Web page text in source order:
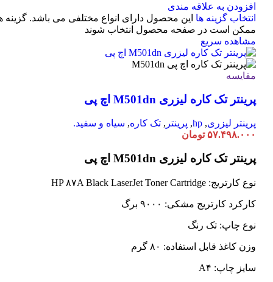
افزودن به علاقه مندی
انتخاب گزینه ها این محصول دارای انواع مختلفی می باشد. گزینه
ممکن است در صفحه محصول انتخاب شوند
مشاهده سریع
مقایسه
پرینتر تک کاره لیزری M501dn اچ پی
پرینتر لیزری,
hp
, پرینتر , تک کاره, سیاه و سفید.
۵۷.۴۹۸.۰۰۰ تومان
پرینتر تک کاره لیزری M501dn اچ پی
نوع کارتریج: HP ۸۷A Black LaserJet Toner Cartridge
کارکرد کارتریج مشکی: ۹۰۰۰ برگ
نوع چاپ: تک رنگ
وزن کاغذ قابل استفاده: ۸۰ گرم
سایز چاپ: A۴